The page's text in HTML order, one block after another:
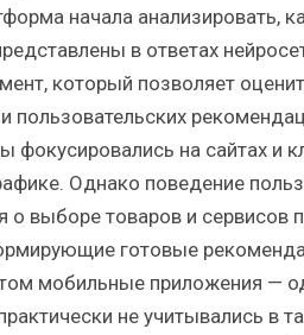
начала анализировать,
в ответах
который позволяет
пользовательских
фокусировались на сайтах и
Однако поведение
о выборе товаров и сервисов
готовые
мобильные приложения —
не учитывались в
ИБП
Часть II.